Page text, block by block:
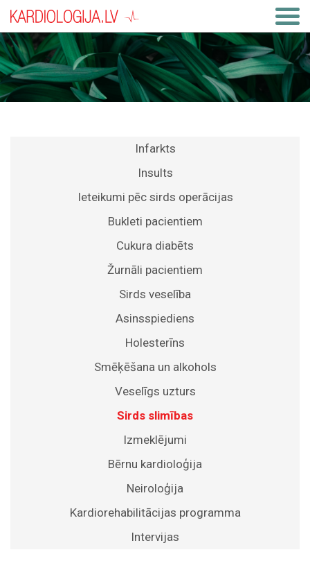
Infarkts
Insults
Ieteikumi pēc sirds operācijas
Bukleti pacientiem
Cukura diabēts
Žurnāli pacientiem
Sirds veselība
Asinsspiediens
Holesterīns
Smēķēšana un alkohols
Veselīgs uzturs
Sirds slimības
Izmeklējumi
Bērnu kardioloģija
Neiroloģija
Kardiorehabilitācijas programma
Intervijas